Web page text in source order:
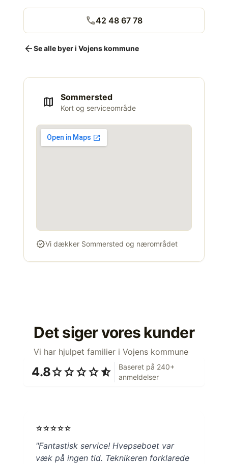
call42 48 67 78
arrow_backSe alle byer i Vojens kommune
map Sommersted
Kort og serviceområde
verifiedVi dækker Sommersted og nærområdet
Det siger vores kunder
Vi har hjulpet familier i Vojens kommune
4.8starstarstarstarstar_half
Baseret på 240+
anmeldelser
starstarstarstarstar
"Fantastisk service! Hvepseboet var
væk på ingen tid. Teknikeren forklarede